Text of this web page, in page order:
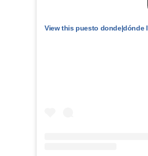
View this puesto donde|dónde